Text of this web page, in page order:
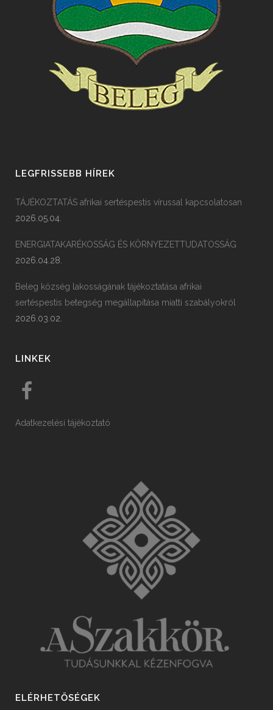
LEGFRISSEBB HÍREK
TÁJÉKOZTATÁS afrikai sertéspestis vírussal kapcsolatosan
2026.05.04.
ENERGIATAKARÉKOSSÁG ÉS KÖRNYEZETTUDATOSSÁG
2026.04.28.
Beleg község lakosságának tájékoztatása afrikai
sertéspestis betegség megállapítása miatti szabályokról
2026.03.02.
LINKEK
Adatkezelési tájékoztató
ELÉRHETŐSÉGEK